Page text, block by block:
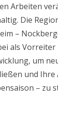
Arbeiten
Die
–
als Vorreiter
um
und Ihre
– zu